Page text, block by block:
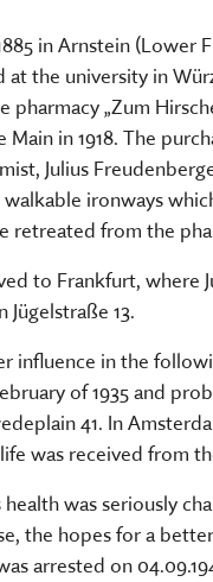
in Arnstein
at the university in
„Zum
in 1918. The
Julius
ironways
from the
to Frankfurt, where
13.
influence in the
of 1935 and
41. In
was received from
health was seriously
the hopes for a
arrested on